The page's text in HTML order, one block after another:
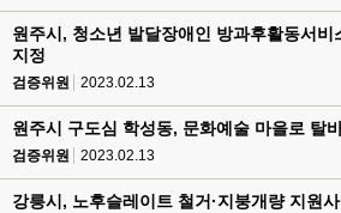
원주시, 청소년 발달장애인 방과후활동서비
지정
검증위원 2023.02.13
원주시 구도심 학성동, 문화예술 마을로 탈
검증위원 2023.02.13
강릉시, 노후슬레이트 철거·지붕개량 지원사